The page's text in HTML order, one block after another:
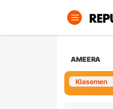
AMEERA
Klasemen